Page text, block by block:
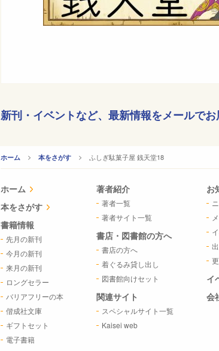
新刊・イベントなど、 最新情報をメールでお
ホーム 本をさがす CURRENT:
ふしぎ駄菓子屋 銭天堂18
ホーム
本をさがす
書籍情報
先月の新刊
今月の新刊
来月の新刊
ロングセラー
バリアフリーの本
偕成社文庫
ギフトセット
電子書籍
著者紹介
著者一覧
著者サイト一覧
書店・図書館の方へ
書店の方へ
着ぐるみ貸し出し
図書館向けセット
関連サイト
スペシャルサイト一覧
Kaisei web
お
イ
会